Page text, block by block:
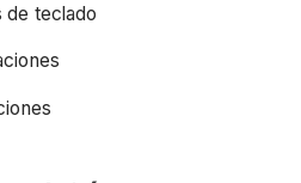
de teclado